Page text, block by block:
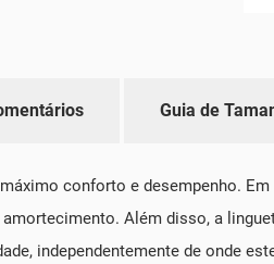
Guia de
conforto e desempenho.
Além disso, a
independentemente de onde